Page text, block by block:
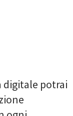
digitale potrai